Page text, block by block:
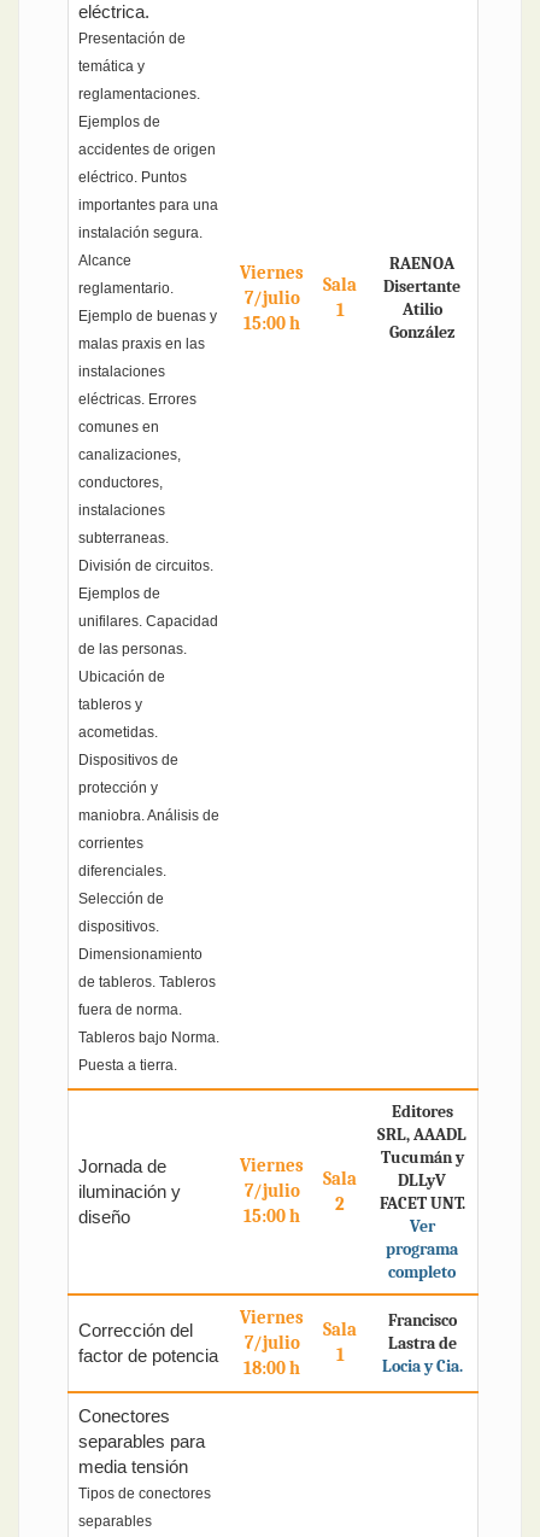
eléctrica.
Presentación de
temática y
reglamentaciones.
Ejemplos de
accidentes de origen
eléctrico. Puntos
importantes para una
instalación segura.
Alcance
reglamentario.
Ejemplo de buenas y
malas praxis en las
instalaciones
eléctricas. Errores
comunes en
canalizaciones,
conductores,
instalaciones
subterraneas.
División de circuitos.
Ejemplos de
unifilares. Capacidad
de las personas.
Ubicación de
tableros y
acometidas.
Dispositivos de
protección y
maniobra. Análisis de
corrientes
diferenciales.
Selección de
dispositivos.
Dimensionamiento
de tableros. Tableros
fuera de norma.
Tableros bajo Norma.
Puesta a tierra.
Viernes
7/julio
15:00 h
Sala
1
RAENOA
Disertante
Atilio
González
Jornada de
iluminación y
diseño
Viernes
7/julio
15:00 h
Sala
2
Editores
SRL, AAADL
Tucumán y
DLLyV
FACET UNT.
Ver
programa
completo
Corrección del
factor de potencia
Viernes
7/julio
18:00 h
Sala
1
Francisco
Lastra de
Locia y Cia.
Conectores
separables para
media tensión
Tipos de conectores
separables